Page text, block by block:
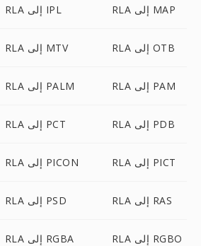
RLA إلى IPL RLA إلى MAP
RLA إلى MTV RLA إلى OTB
RLA إلى PALM RLA إلى PAM
RLA إلى PCT RLA إلى PDB
RLA إلى PICON RLA إلى PICT
RLA إلى PSD RLA إلى RAS
RLA إلى RGBA RLA إلى RGBO